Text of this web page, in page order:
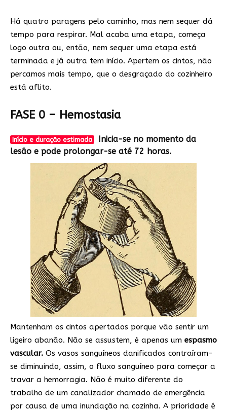
Há quatro paragens pelo caminho, mas nem sequer dá
tempo para respirar. Mal acaba uma etapa, começa
logo outra ou, então, nem sequer uma etapa está
terminada e já outra tem início. Apertem os cintos, não
percamos mais tempo, que o desgraçado do cozinheiro
está aflito.
FASE 0 – Hemostasia
Início e duração estimada
Inicia-se no momento da
lesão e pode prolongar-se até 72 horas.
Mantenham os cintos apertados porque vão sentir um
ligeiro abanão. Não se assustem, é apenas um espasmo
vascular. Os vasos sanguíneos danificados contraíram-
se diminuindo, assim, o fluxo sanguíneo para começar a
travar a hemorragia. Não é muito diferente do
trabalho de um canalizador chamado de emergência
por causa de uma inundação na cozinha. A prioridade é